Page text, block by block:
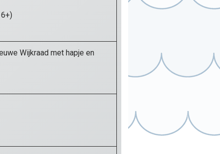
Wijkraad met hapje en